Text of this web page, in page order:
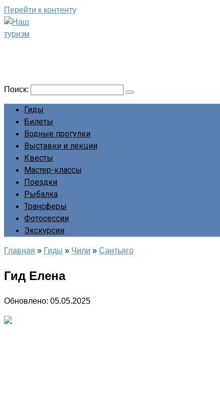
Перейти к контенту
Поиск:
Гиды
Билеты
Водные прогулки
Выставки и лекции
Квесты
Мастер-классы
Поездки
Рыбалка
Трансферы
Фотосессии
Экскурсии
Главная » Гиды » Чили » Сантьяго
Гид Елена
Обновлено: 05.05.2025